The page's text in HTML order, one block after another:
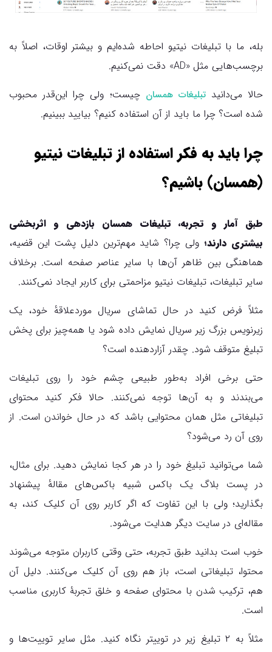
بله، ما با تبلیغات نیتیو احاطه شده‌ایم و بیشتر اوقات، اصلاً به
برچسب‌هایی مثل «AD» دقت نمی‌کنیم.
حالا می‌دانیدتبلیغات همسان چیست؛ ولی چرا این‌قدر محبوب
شده است؟ چرا ما باید از آن استفاده کنیم؟ بیایید ببینیم.
چرا باید به فکر استفاده از تبلیغات نیتیو
(همسان) باشیم؟
طبق آمار و تجربه، تبلیغات همسان بازدهی و اثربخشی
بیشتری دارند؛ ولی چرا؟ شاید مهم‌ترین دلیل پشت این قضیه،
هماهنگی بین ظاهر آن‌ها با سایر عناصر صفحه است. برخلاف
سایر تبلیغات، تبلیغات نیتیو مزاحمتی برای کاربر ایجاد نمی‌کنند.
مثلاً فرض کنید در حال تماشای سریال موردعلاقهٔ خود، یک
زیرنویس بزرگ زیر سریال نمایش داده شود یا همه‌چیز برای پخش
تبلیغ متوقف شود. چقدر آزاردهنده است؟
حتی برخی افراد به‌طور طبیعی چشم خود را روی تبلیغات
می‌بندند و به آن‌ها توجه نمی‌کنند. حالا فکر کنید محتوای
تبلیغاتی مثل همان محتوایی باشد که در حال خواندن است. از
روی آن رد می‌شود؟
شما می‌توانید تبلیغ خود را در هر کجا نمایش دهید. برای مثال،
در پست بلاگ یک باکس شبیه باکس‌های مقالهٔ پیشنهاد
بگذارید؛ ولی با این تفاوت که اگر کاربر روی آن کلیک کند، به
مقاله‌ای در سایت دیگر هدایت می‌شود.
خوب است بدانید طبق تجربه، حتی وقتی کاربران متوجه می‌شوند
محتوا، تبلیغاتی است، باز هم روی آن کلیک می‌کنند. دلیل آن
هم، ترکیب شدن با محتوای صفحه و خلق تجربۀ کاربری مناسب
است.
مثلاً به ۲ تبلیغ زیر در توییتر نگاه کنید. مثل سایر توییت‌ها و